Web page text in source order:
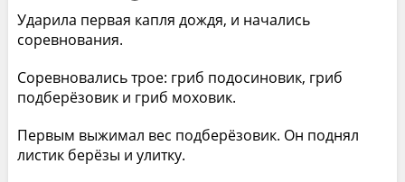
Ударила первая капля дождя, и начались
соревнования.
Соревновались трое: гриб подосиновик, гриб
подберёзовик и гриб моховик.
Первым выжимал вес подберёзовик. Он поднял
листик берёзы и улитку.